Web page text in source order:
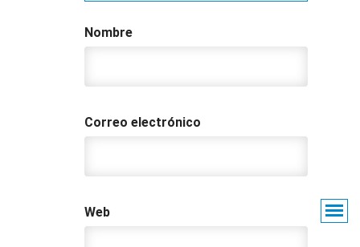
Nombre
Correo electrónico
Web